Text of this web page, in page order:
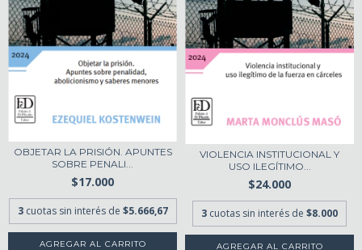
OBJETAR LA PRISIÓN. APUNTES
SOBRE PENALI...
$17.000
3 cuotas sin interés de $5.666,67
VIOLENCIA INSTITUCIONAL Y
USO ILEGÍTIMO...
$24.000
3 cuotas sin interés de $8.000